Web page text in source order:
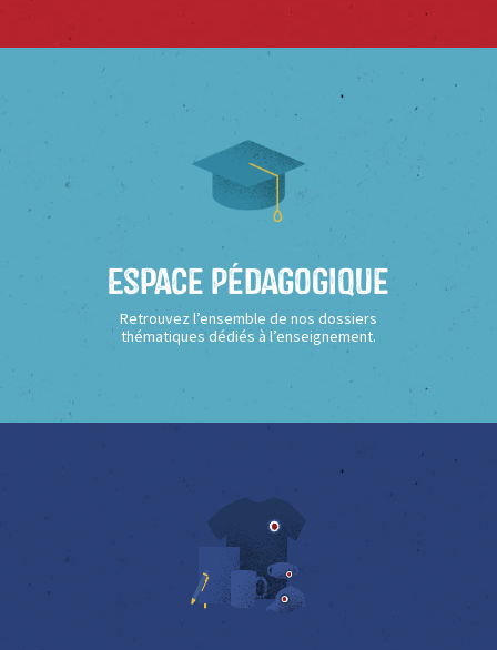
Espace Pédagogique
Retrouvez l’ensemble de nos dossiers
thématiques dédiés à l’enseignement.